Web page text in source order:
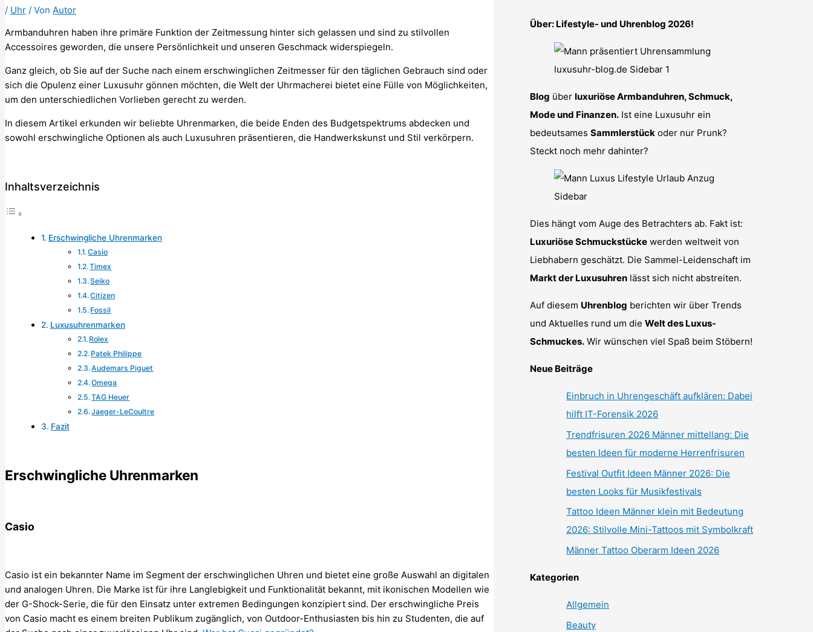
/ Uhr / Von Autor
Armbanduhren haben ihre primäre Funktion der Zeitmessung hinter sich gelassen und sind zu stilvollen
Accessoires geworden, die unsere Persönlichkeit und unseren Geschmack widerspiegeln.
Ganz gleich, ob Sie auf der Suche nach einem erschwinglichen Zeitmesser für den täglichen Gebrauch sind oder
sich die Opulenz einer Luxusuhr gönnen möchten, die Welt der Uhrmacherei bietet eine Fülle von Möglichkeiten,
um den unterschiedlichen Vorlieben gerecht zu werden.
In diesem Artikel erkunden wir beliebte Uhrenmarken, die beide Enden des Budgetspektrums abdecken und
sowohl erschwingliche Optionen als auch Luxusuhren präsentieren, die Handwerkskunst und Stil verkörpern.
Inhaltsverzeichnis
Erschwingliche Uhrenmarken
Casio
Timex
Seiko
Citizen
Fossil
Luxusuhrenmarken
Rolex
Patek Philippe
Audemars Piguet
Omega
TAG Heuer
Jaeger-LeCoultre
Fazit
Erschwingliche Uhrenmarken
Casio
Casio ist ein bekannter Name im Segment der erschwinglichen Uhren und bietet eine große Auswahl an digitalen
und analogen Uhren. Die Marke ist für ihre Langlebigkeit und Funktionalität bekannt, mit ikonischen Modellen wie
der G-Shock-Serie, die für den Einsatz unter extremen Bedingungen konzipiert sind. Der erschwingliche Preis
von Casio macht es einem breiten Publikum zugänglich, von Outdoor-Enthusiasten bis hin zu Studenten, die auf
Über: Lifestyle- und Uhrenblog 2026!
Blog über luxuriöse Armbanduhren, Schmuck,
Mode und Finanzen. Ist eine Luxusuhr ein
bedeutsames Sammlerstück oder nur Prunk?
Steckt noch mehr dahinter?
Dies hängt vom Auge des Betrachters ab. Fakt ist:
Luxuriöse Schmuckstücke werden weltweit von
Liebhabern geschätzt. Die Sammel-Leidenschaft im
Markt der Luxusuhren lässt sich nicht abstreiten.
Auf diesem Uhrenblog berichten wir über Trends
und Aktuelles rund um die Welt des Luxus-
Schmuckes. Wir wünschen viel Spaß beim Stöbern!
Neue Beiträge
Einbruch in Uhrengeschäft aufklären: Dabei
hilft IT-Forensik 2026
Trendfrisuren 2026 Männer mittellang: Die
besten Ideen für moderne Herrenfrisuren
Festival Outfit Ideen Männer 2026: Die
besten Looks für Musikfestivals
Tattoo Ideen Männer klein mit Bedeutung
2026: Stilvolle Mini-Tattoos mit Symbolkraft
Männer Tattoo Oberarm Ideen 2026
Kategorien
Allgemein
Beauty